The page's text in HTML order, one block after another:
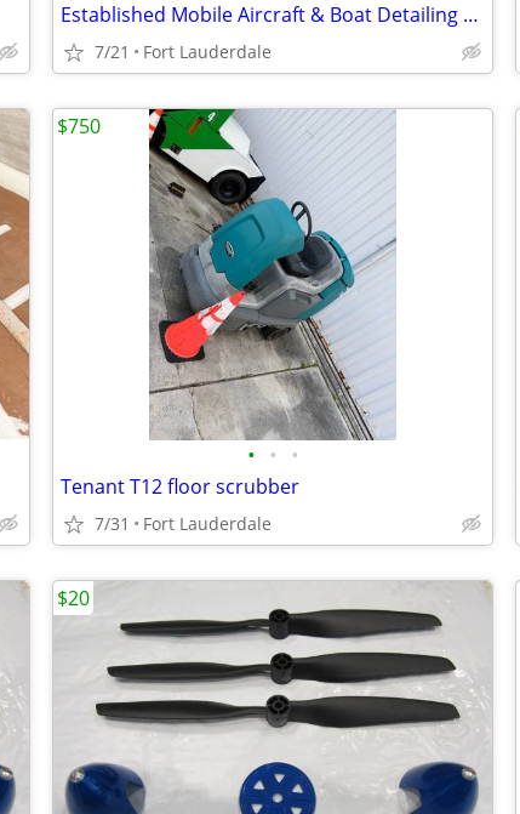
Established Mobile Aircraft & Boat Detailing LLC For Sale - South Flor
7/21 Fort Lauderdale
• • •
Tenant T12 floor scrubber
7/31 Fort Lauderdale
$750
$20